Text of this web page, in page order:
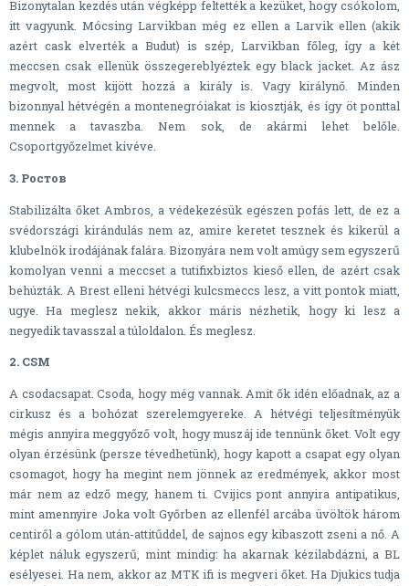
Bizonytalan kezdés után végképp feltették a kezüket, hogy csókolom,
itt vagyunk. Mócsing Larvikban még ez ellen a Larvik ellen (akik
azért cask elverték a Budut) is szép, Larvikban főleg, így a két
meccsen csak ellenük összegereblyéztek egy black jacket. Az ász
megvolt, most kijött hozzá a király is. Vagy királynő. Minden
bizonnyal hétvégén a montenegróiakat is kiosztják, és így öt ponttal
mennek a tavaszba. Nem sok, de akármi lehet belőle.
Csoportgyőzelmet kivéve.
3. Ростов
Stabilizálta őket Ambros, a védekezésük egészen pofás lett, de ez a
svédországi kirándulás nem az, amire keretet tesznek és kikerül a
klubelnök irodájának falára. Bizonyára nem volt amúgy sem egyszerű
komolyan venni a meccset a tutifixbiztos kieső ellen, de azért csak
behúzták. A Brest elleni hétvégi kulcsmeccs lesz, a vitt pontok miatt,
ugye. Ha meglesz nekik, akkor máris nézhetik, hogy ki lesz a
negyedik tavasszal a túloldalon. És meglesz.
2. CSM
A csodacsapat. Csoda, hogy még vannak. Amit ők idén előadnak, az a
cirkusz és a bohózat szerelemgyereke. A hétvégi teljesítményük
mégis annyira meggyőző volt, hogy muszáj ide tennünk őket. Volt egy
olyan érzésünk (persze tévedhetünk), hogy kapott a csapat egy olyan
csomagot, hogy ha megint nem jönnek az eredmények, akkor most
már nem az edző megy, hanem ti. Cvijics pont annyira antipatikus,
mint amennyire Joka volt Győrben az ellenfél arcába üvöltök három
centiről a gólom után-attitűddel, de sajnos egy kibaszott zseni a nő. A
képlet náluk egyszerű, mint mindig: ha akarnak kézilabdázni, a BL
esélyesei. Ha nem, akkor az MTK ifi is megveri őket. Ha Djukics tudja